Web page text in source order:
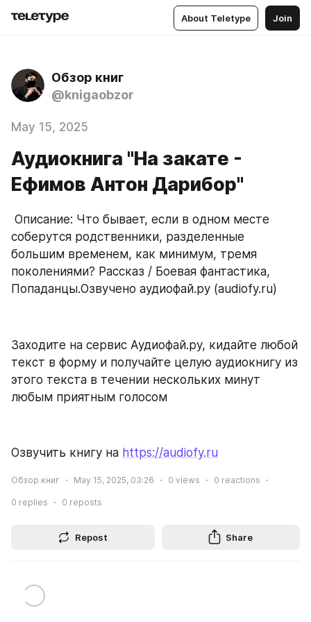
About Teletype Join
Обзор книг
@knigaobzor
May 15, 2025
Аудиокнига "На закате -
Ефимов Антон Дарибор"
соберутся родственники, разделенные
большим временем, как минимум, тремя
поколениями? Рассказ / Боевая фантастика,
Попаданцы.Озвучено аудиофай.ру (audiofy.ru)
Заходите на сервис Аудиофай.ру, кидайте любой
текст в форму и получайте целую аудиокнигу из
этого текста в течении нескольких минут
любым приятным голосом
Озвучить книгу на https://audiofy.ru
Обзор книг May 15, 2025, 03:26 0 views 0 reactions
0 replies 0 reposts
Repost Share